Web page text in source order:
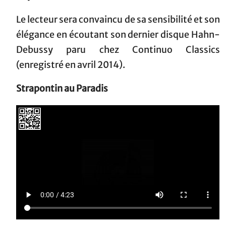
Le lecteur sera convaincu de sa sensibilité et son
élégance en écoutant son dernier disque Hahn-
Debussy paru chez Continuo Classics
(enregistré en avril 2014).
Strapontin au Paradis